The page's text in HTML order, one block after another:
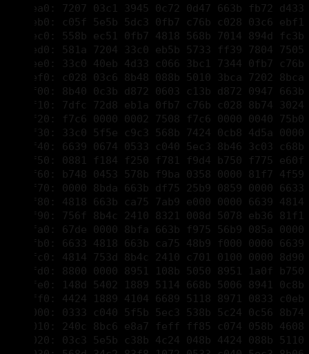
00002ee0: 33c0 40eb 4d33 c066 3bc1 7344 0fb7
00002ef0: c028 03c6 8b48 088b 5010 3bca 7202
00002f00: 8b40 0c3b d872 0603 c13b d872 0947
00002f10: 7dfc 72d8 eb1a 0fb7 c76b c028 8b74
00002f20: f7c6 0000 0002 7508 f7c6 0000 0040
00002f30: 33c0 5f5e c9c3 568b 7424 0cb8 4d5a
00002f40: 6639 0674 0533 c040 5ec3 8b46 3c03
00002f50: 0881 f184 f250 f781 f9d4 b750 f775
00002f60: b748 0453 578b f9ba 0358 0000 81f7
00002f70: 0000 8bda 663b df75 25b9 0859 0000
00002f80: 4818 663b ca75 7ab9 e000 0000 6639
00002f90: 756f 8b4c 2410 8321 008d 5078 eb36
00002fa0: 67de 0000 8bfa 663b f975 56b9 085a
00002fb0: 6633 4818 663b ca75 48b9 f000 0000
00002fc0: 4814 753d 8b4c 2410 c701 0100 0000
00002fd0: 8800 0000 8951 108b 5050 8951 1a0f
00002fe0: 148d 5402 1889 5114 668b 5006 8941
00002ff0: 4424 1889 4104 6689 5118 8971 0833
00003000: 0333 c040 5f5b 5ec3 538b 5c24 0c56
00003010: 240c 8bc6 e8a7 feff ff85 c074 058b
00003020: 03c3 5e5b c38b 4c24 048b 4424 088b
00003030: 568d 34c2 83f8 1072 0533 c040 5ec3
00003040: 85c0 7509 3946 045e 0f94 c040 c38b
00003050: 03d0 3b51 1a77 e250 51e8 aaff ffff
00003060: 241c 5959 8b4c 2410 8901 8b46 0489